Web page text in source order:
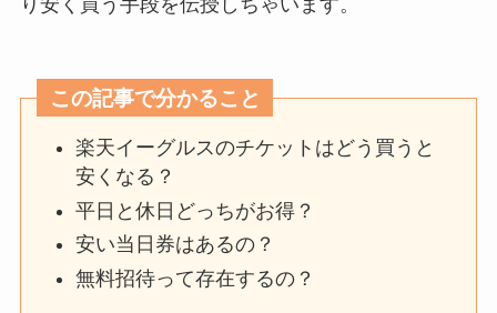
この記事で分かること
楽天イーグルスのチケットはどう買うと
安くなる？
平日と休日どっちがお得？
安い当日券はあるの？
無料招待って存在するの？